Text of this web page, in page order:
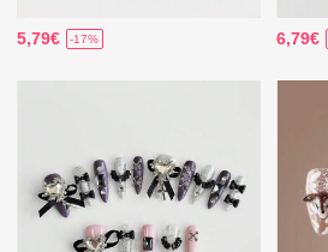
5,79€ -17% 6,79€